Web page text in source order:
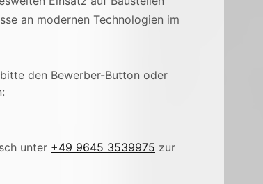
an modernen Technologien im
den Bewerber-Button oder
unter +49 9645 3539975 zur